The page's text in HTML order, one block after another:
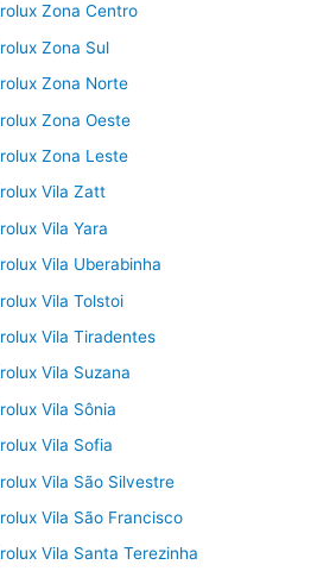
Zona Centro
Zona Sul
Zona Norte
Zona Oeste
Zona Leste
Vila Zatt
Vila Yara
Vila Uberabinha
Vila Tolstoi
Vila Tiradentes
Vila Suzana
Vila Sônia
Vila Sofia
Vila São Silvestre
Vila São Francisco
Vila Santa Terezinha